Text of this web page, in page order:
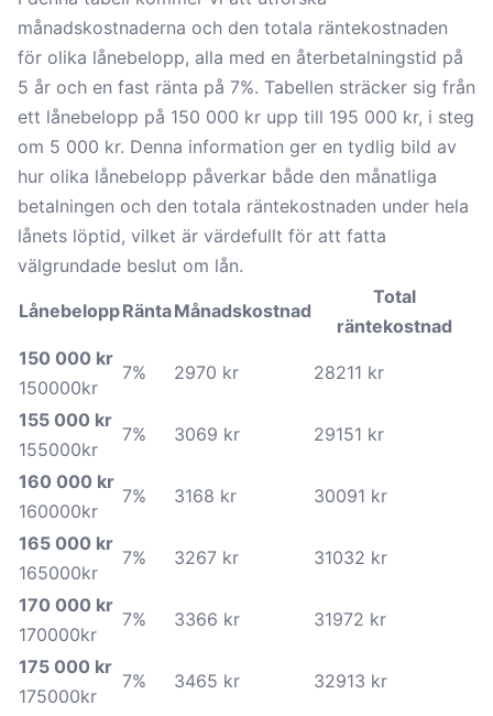
månadskostnaderna och den totala räntekostnaden
för olika lånebelopp, alla med en återbetalningstid på
5 år och en fast ränta på 7%. Tabellen sträcker sig från
ett lånebelopp på 150 000 kr upp till 195 000 kr, i steg
om 5 000 kr. Denna information ger en tydlig bild av
hur olika lånebelopp påverkar både den månatliga
betalningen och den totala räntekostnaden under hela
lånets löptid, vilket är värdefullt för att fatta
välgrundade beslut om lån.
LånebeloppRäntaMånadskostnad
Total
räntekostnad
150 000 kr
150000kr
7% 2970 kr 28211 kr
155 000 kr
155000kr
7% 3069 kr 29151 kr
160 000 kr
160000kr
7% 3168 kr 30091 kr
165 000 kr
165000kr
7% 3267 kr 31032 kr
170 000 kr
170000kr
7% 3366 kr 31972 kr
175 000 kr
175000kr
7% 3465 kr 32913 kr